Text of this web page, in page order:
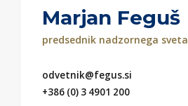
Marjan Feguš
predsednik nadzornega sveta
odvetnik@fegus.si
+386 (0) 3 4901 200